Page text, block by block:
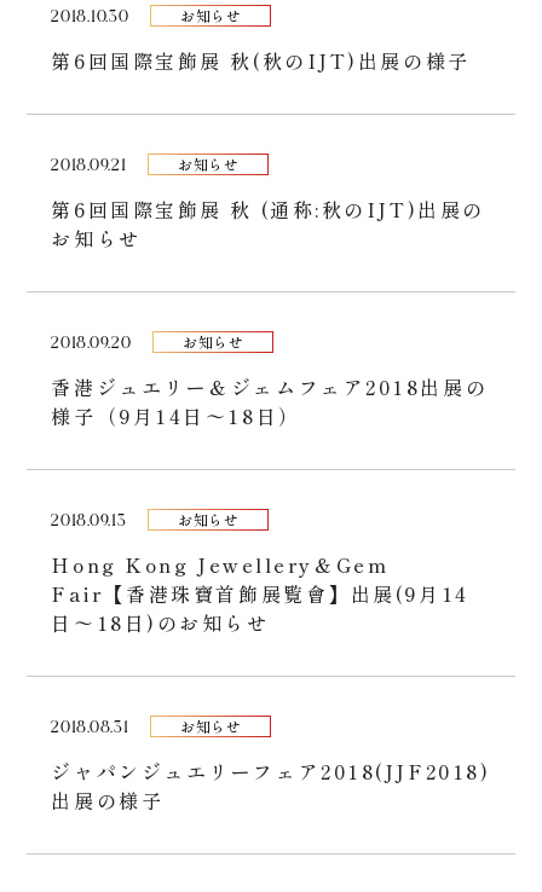
2018.10.30 お知らせ
第6回国際宝飾展 秋(秋のIJT)出展の様子
2018.09.21 お知らせ
第6回国際宝飾展 秋 (通称:秋のIJT)出展の
お知らせ
2018.09.20 お知らせ
香港ジュエリー＆ジェムフェア2018出展の
様子（9月14日〜18日）
2018.09.13 お知らせ
Hong Kong Jewellery＆Gem
Fair【香港珠寶首飾展覧會】出展(9月14
日〜18日)のお知らせ
2018.08.31 お知らせ
ジャパンジュエリーフェア2018(JJF2018)
出展の様子